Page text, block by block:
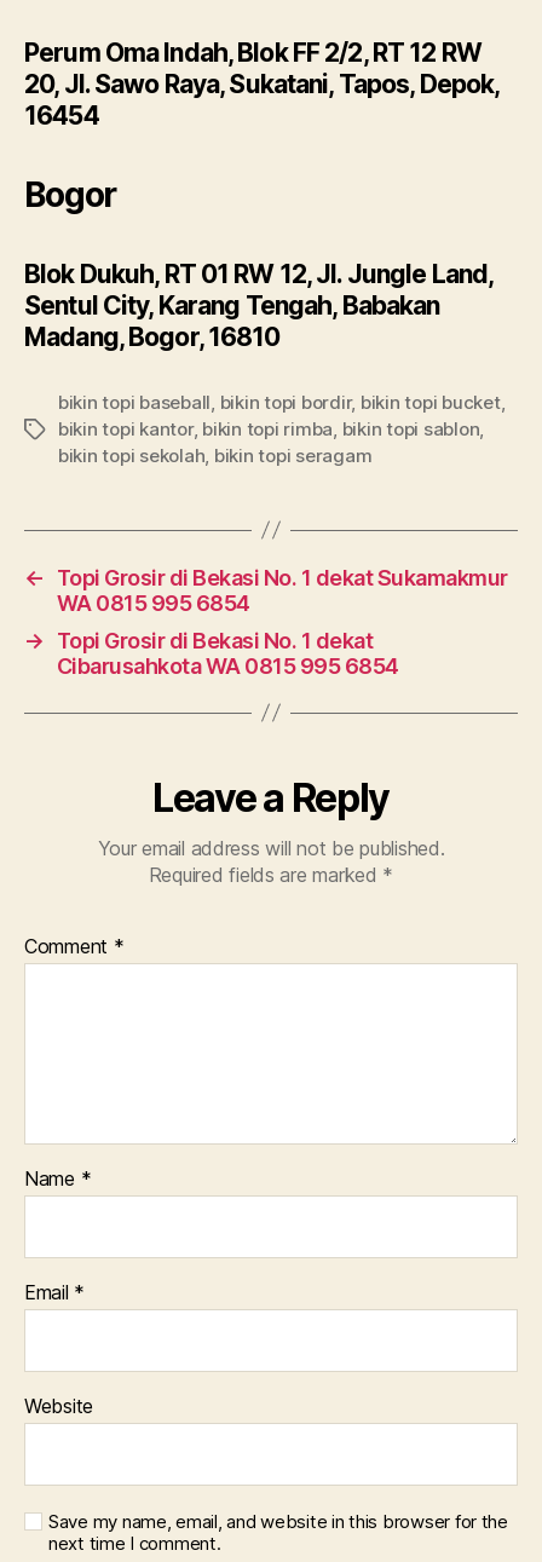
Perum Oma Indah, Blok FF 2/2, RT 12 RW
20, Jl. Sawo Raya, Sukatani, Tapos, Depok,
16454
Bogor
Blok Dukuh, RT 01 RW 12, Jl. Jungle Land,
Sentul City, Karang Tengah, Babakan
Madang, Bogor, 16810
Tags
bikin topi baseball bikin topi bordir, bikin topi bucket,
bikin topi kantor, bikin topi rimba bikin topi sablon
bikin topi sekolah bikin topi seragam
←
Topi Grosir di Bekasi No. 1 dekat Sukamakmur
WA 0815 995 6854
→
Topi Grosir di Bekasi No. 1 dekat
Cibarusahkota WA 0815 995 6854
Leave a Reply
Your email address will not be published.
Required fields are marked *
Comment *
Name *
Email *
Website
Save my name, email, and website in this browser for the
next time I comment.